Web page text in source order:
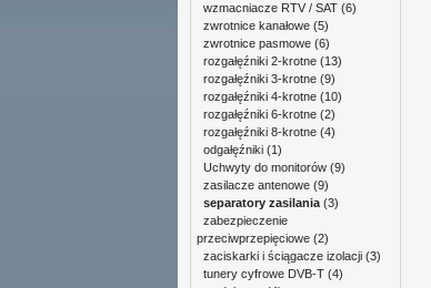
wzmacniacze RTV / SAT (6)
zwrotnice kanałowe (5)
zwrotnice pasmowe (6)
rozgałęźniki 2-krotne (13)
rozgałęźniki 3-krotne (9)
rozgałęźniki 4-krotne (10)
rozgałęźniki 6-krotne (2)
rozgałęźniki 8-krotne (4)
odgałęźniki (1)
Uchwyty do monitorów (9)
zasilacze antenowe (9)
separatory zasilania (3)
zabezpieczenie
przeciwprzepięciowe (2)
zaciskarki i ściągacze izolacji (3)
tunery cyfrowe DVB-T (4)